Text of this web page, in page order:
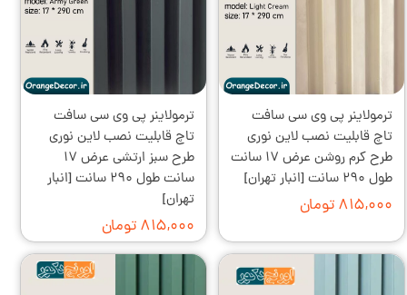
ترمولاینر پی وی سی سافت
تاچ قابلیت نصب لاین نوری
طرح کرم روشن عرض ۱۷ سانت
طول ۲۹۰ سانت [انبار تهران]
۸۱۵,۰۰۰ تومان
ترمولاینر پی وی سی سافت
تاچ قابلیت نصب لاین نوری
طرح سبز ارتشی عرض ۱۷
سانت طول ۲۹۰ سانت [انبار
تهران]
۸۱۵,۰۰۰ تومان